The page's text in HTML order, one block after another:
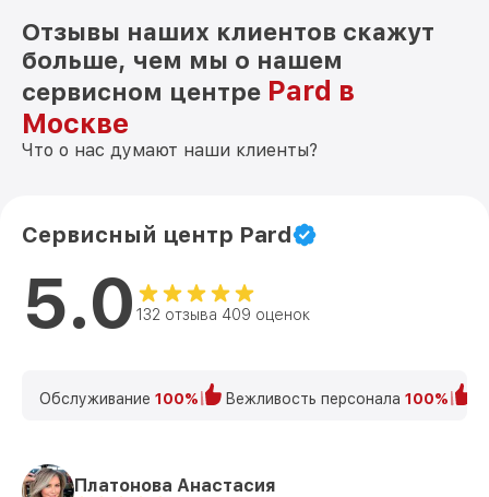
Отзывы наших клиентов скажут
больше, чем мы о нашем
сервисном центре Pard в
Москве
Что о нас думают наши клиенты?
Сервисный центр Pard
5.0 132 отзыва 409 оценок
Обслуживание 100% Вежливость персонала 100%
Платонова Анастасия